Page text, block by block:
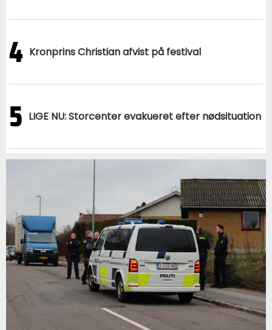
4 Kronprins Christian afvist på festival
5 LIGE NU: Storcenter evakueret efter nødsituation